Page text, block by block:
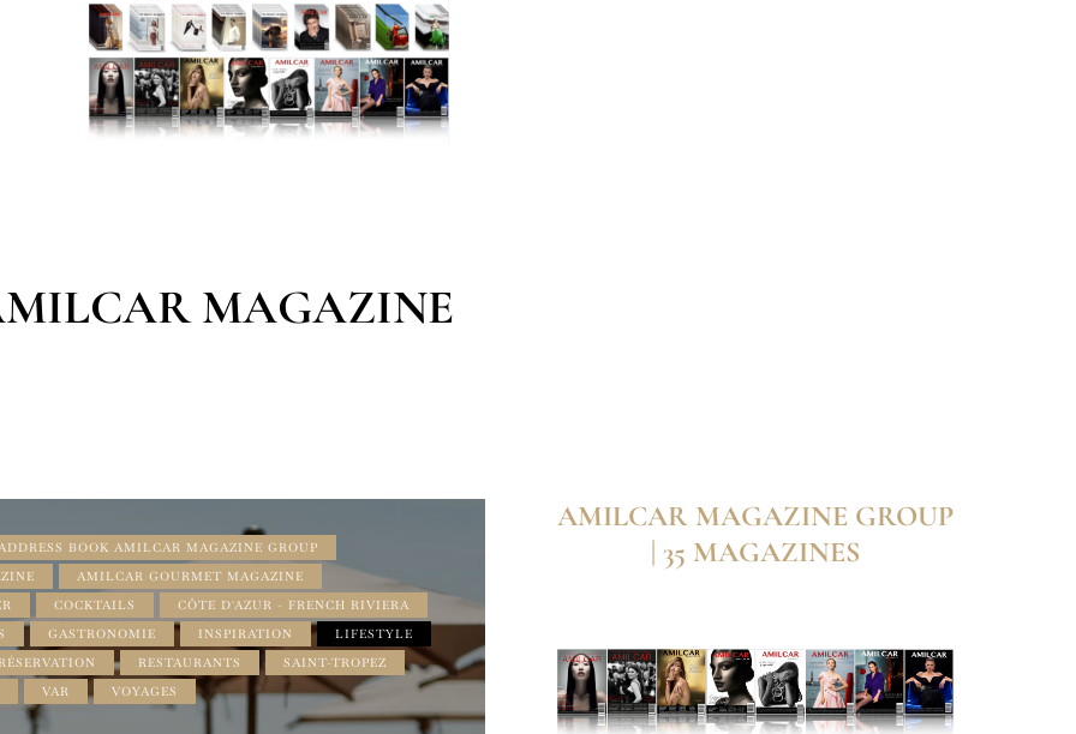
MAGAZINE
BOOK AMILCAR MAGAZINE GROUP
AMILCAR GOURMET MAGAZINE
COCKTAILS
CÔTE D'AZUR - FRENCH RIVIERA
GASTRONOMIE INSPIRATION
LIFESTYLE
RÉSERVATION RESTAURANTS
SAINT-TROPEZ
VAR VOYAGES
AMILCAR MAGAZINE GROUP
| 35 MAGAZINES